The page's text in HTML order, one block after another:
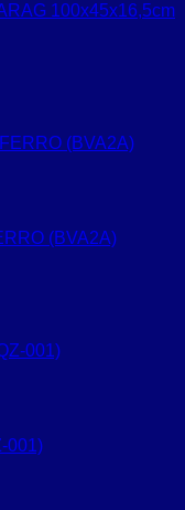
100x45x16,5cm
(BVA2A)
001)